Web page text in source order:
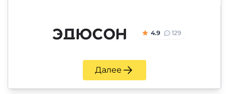
4.9 129
Далее
фитнес
саморазвитие